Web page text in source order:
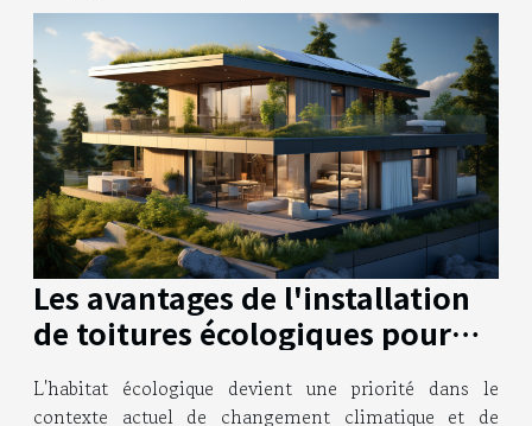
Les avantages de l'installation
de toitures écologiques pour
énergétique
L'habitat écologique devient une priorité dans le
contexte actuel de changement climatique et de